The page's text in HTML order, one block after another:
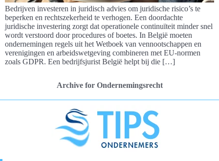
Bedrijven investeren in juridisch advies om juridische risico’s te
beperken en rechtszekerheid te verhogen. Een doordachte
juridische investering zorgt dat operationele continuïteit minder snel
wordt verstoord door procedures of boetes. In België moeten
ondernemingen regels uit het Wetboek van vennootschappen en
verenigingen en arbeidswetgeving combineren met EU-normen
zoals GDPR. Een bedrijfsjurist België helpt bij die […]
Archive for Ondernemingsrecht